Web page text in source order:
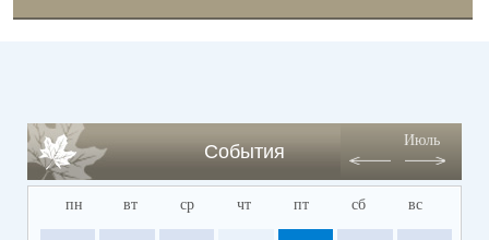
События
Июль
пн вт ср чт пт сб вс